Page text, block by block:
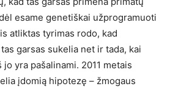
esame genetiškai užprogramuoti
atliktas tyrimas rodo, kad
garsas sukelia net ir tada, kai
yra pašalinami. 2011 metais
įdomią hipotezę – žmogaus